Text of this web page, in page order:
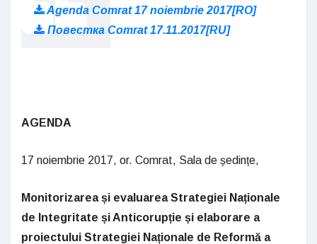
Agenda Comrat 17 noiembrie 2017[RO]
Повестка Comrat 17.11.2017[RU]
AGENDA
17 noiembrie 2017, or. Comrat, Sala de ședințe,
Monitorizarea și evaluarea Strategiei Naționale
de Integritate și Anticorupție și elaborare a
proiectului Strategiei Naționale de Reformă a